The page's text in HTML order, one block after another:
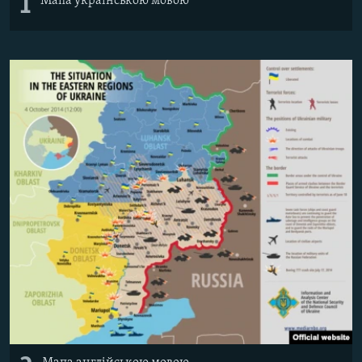
Усі сайти RFE/RL
1